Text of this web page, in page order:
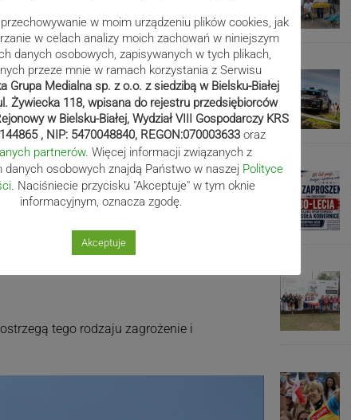
tego rodzaju zagrożenie i
w moim urządzeniu plików cookies, jak
w celach analizy moich zachowań w niniejszym
danych osobowych, zapisywanych w tych plikach,
przeze mnie w ramach korzystania z Serwisu
Grupa Medialna sp. z o.o. z siedzibą w Bielsku-Białej
Żywiecka 118, wpisana do rejestru przedsiębiorców
w Bielsku-Białej, Wydział VIII Gospodarczy KRS
, NIP: 5470048840, REGON:070003633 oraz
partnerów. Więcej informacji związanych z
danych osobowych znajdą Państwo w naszej Polityce
. Naciśniecie przycisku "Akceptuje" w tym oknie
informacyjnym, oznacza zgodę.
Akceptuje